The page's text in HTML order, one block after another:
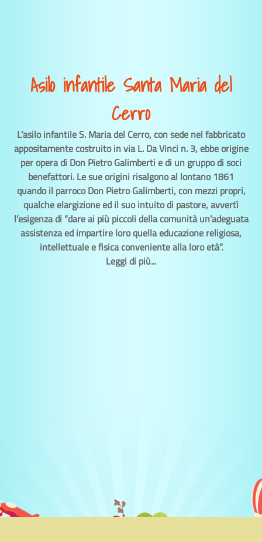
Asilo infantile Santa Maria del
Cerro
L’asilo infantile S. Maria del Cerro, con sede nel fabbricato
appositamente costruito in via L. Da Vinci n. 3, ebbe origine
per opera di Don Pietro Galimberti e di un gruppo di soci
benefattori. Le sue origini risalgono al lontano 1861
quando il parroco Don Pietro Galimberti, con mezzi propri,
qualche elargizione ed il suo intuito di pastore, avvertì
l’esigenza di “dare ai più piccoli della comunità un’adeguata
assistenza ed impartire loro quella educazione religiosa,
intellettuale e fisica conveniente alla loro età”.
Leggi di più...